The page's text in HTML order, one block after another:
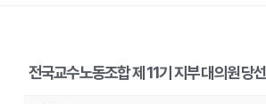
전국교수노동조합 제 11기 지부 대의원 당